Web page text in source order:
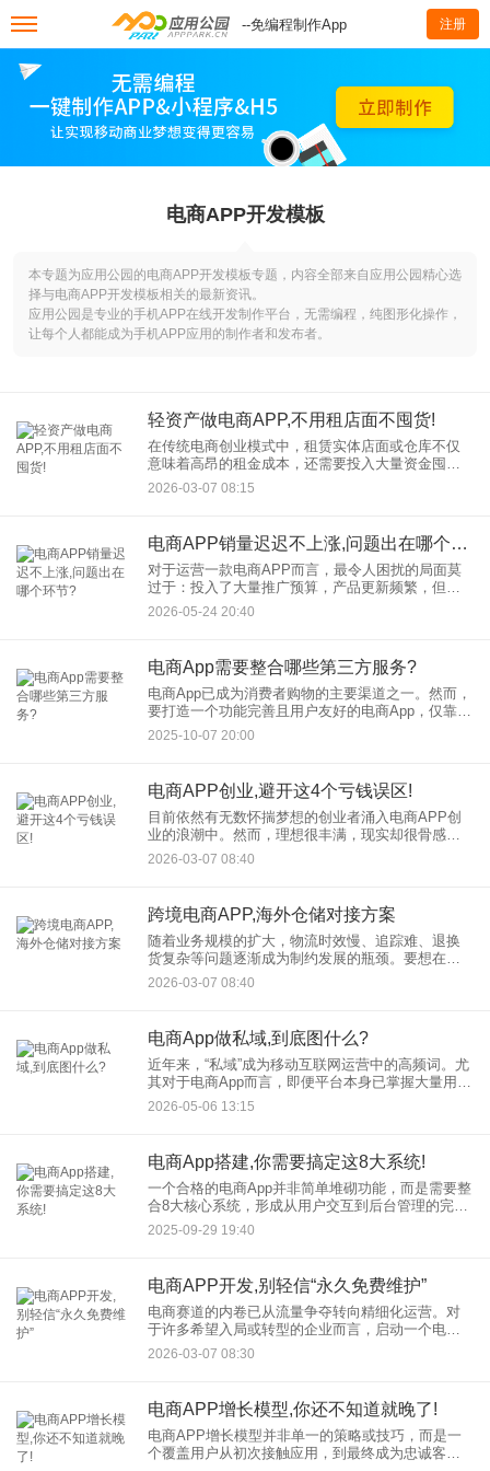
--免编程制作App 注册
电商APP开发模板
本专题为应用公园的电商APP开发模板专题，内容全部来自应用公园精心选
择与电商APP开发模板相关的最新资讯。
应用公园是专业的手机APP在线开发制作平台，无需编程，纯图形化操作，
让每个人都能成为手机APP应用的制作者和发布者。
轻资产做电商APP,不用租店面不囤货!
在传统电商创业模式中，租赁实体店面或仓库不仅
意味着高昂的租金成本，还需要投入大量资金囤
货，这对于资金有限的创业者来说无疑是一道难以
跨越的门槛。随着商业模式的迭代，一种名为“轻资
2026-03-07 08:15
电商APP销量迟迟不上涨,问题出在哪个环节?
对于运营一款电商APP而言，最令人困扰的局面莫
过于：投入了大量推广预算，产品更新频繁，但销
量数据却始终不见起色。当增长停滞，许多团队容
易陷入盲目加码投放或频繁改版产品的误区。实际
2026-05-24 20:40
电商App需要整合哪些第三方服务?
电商App已成为消费者购物的主要渠道之一。然而，
要打造一个功能完善且用户友好的电商App，仅靠基
础开发是远远不够的。App整合第三方服务已成为提
升用户体验、优化运营效率的关键步骤。通过整合
2025-10-07 20:00
电商APP创业,避开这4个亏钱误区!
目前依然有无数怀揣梦想的创业者涌入电商APP创
业的浪潮中。然而，理想很丰满，现实却很骨感。
我们看到太多APP上线即“见光死”，或者烧完投资人
2026-03-07 08:40
跨境电商APP,海外仓储对接方案
随着业务规模的扩大，物流时效慢、追踪难、退换
货复杂等问题逐渐成为制约发展的瓶颈。要想在激
烈的市场竞争中脱颖而出，一套完善的APP海外仓
储对接方案不再是“加分项”，而是“必选项”。本文将
2026-03-07 08:40
电商App做私域,到底图什么?
近年来，“私域”成为移动互联网运营中的高频词。尤
其对于电商App而言，即便平台本身已掌握大量用户
行为数据，仍有许多团队开始布局私域流量。那
么，电商App做私域，究竟图什么？本文尝试从实际
2026-05-06 13:15
电商App搭建,你需要搞定这8大系统!
一个合格的电商App并非简单堆砌功能，而是需要整
合8大核心系统，形成从用户交互到后台管理的完整
闭环。以下结合最新技术趋势与真实案例，拆解关
键系统搭建要点，并阐述各系统间的协同关系。
2025-09-29 19:40
电商APP开发,别轻信“永久免费维护”
电商赛道的内卷已从流量争夺转向精细化运营。对
于许多希望入局或转型的企业而言，启动一个电商
APP项目，技术成本往往是第一道坎。正因如此，
市场上不少服务商打出了极具诱惑力的口号——"一
2026-03-07 08:30
电商APP增长模型,你还不知道就晚了!
电商APP增长模型并非单一的策略或技巧，而是一
个覆盖用户从初次接触应用，到最终成为忠诚客户